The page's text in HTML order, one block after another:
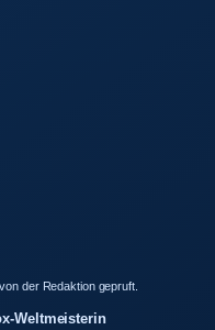
der Redaktion gepruft.
Weltmeisterin